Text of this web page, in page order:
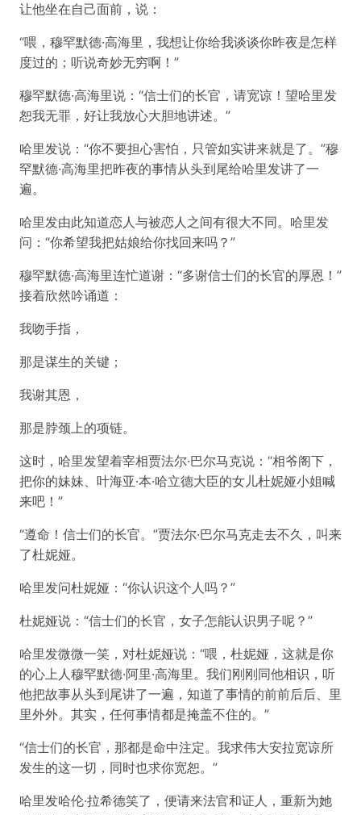
让他坐在自己面前，说：
“喂，穆罕默德·高海里，我想让你给我谈谈你昨夜是怎样
度过的；听说奇妙无穷啊！”
穆罕默德·高海里说：“信士们的长官，请宽谅！望哈里发
恕我无罪，好让我放心大胆地讲述。”
哈里发说：“你不要担心害怕，只管如实讲来就是了。”穆
罕默德·高海里把昨夜的事情从头到尾给哈里发讲了一
遍。
哈里发由此知道恋人与被恋人之间有很大不同。哈里发
问：“你希望我把姑娘给你找回来吗？”
穆罕默德·高海里连忙道谢：“多谢信士们的长官的厚恩！”
接着欣然吟诵道：
我吻手指，
那是谋生的关键；
我谢其恩，
那是脖颈上的项链。
这时，哈里发望着宰相贾法尔·巴尔马克说：“相爷阁下，
把你的妹妹、叶海亚·本·哈立德大臣的女儿杜妮娅小姐喊
来吧！”
“遵命！信士们的长官。”贾法尔·巴尔马克走去不久，叫来
了杜妮娅。
哈里发问杜妮娅：“你认识这个人吗？”
杜妮娅说：“信士们的长官，女子怎能认识男子呢？”
哈里发微微一笑，对杜妮娅说：“喂，杜妮娅，这就是你
的心上人穆罕默德·阿里·高海里。我们刚刚同他相识，听
他把故事从头到尾讲了一遍，知道了事情的前前后后、里
里外外。其实，任何事情都是掩盖不住的。”
“信士们的长官，那都是命中注定。我求伟大安拉宽谅所
发生的这一切，同时也求你宽恕。”
哈里发哈伦·拉希德笑了，便请来法官和证人，重新为她